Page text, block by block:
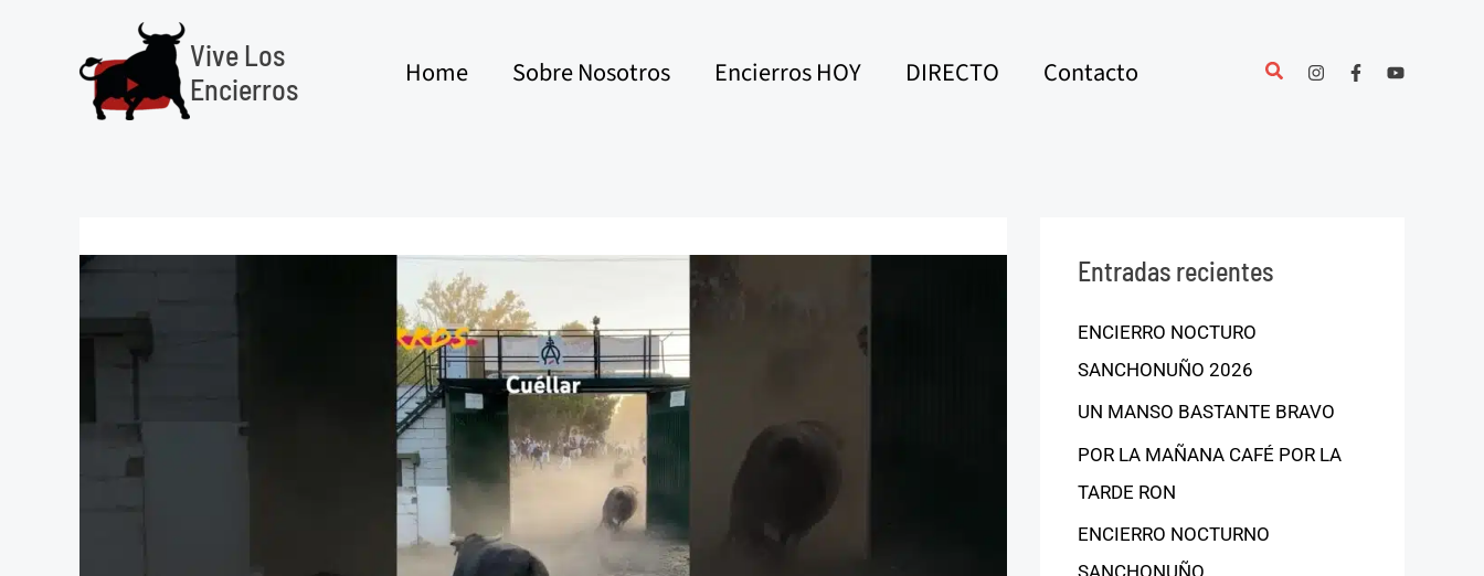
contenido
Vive Los
Encierros
Home Sobre Nosotros Encierros HOY DIRECTO Contacto
Entradas recientes
ENCIERRO NOCTURO
SANCHONUÑO 2026
UN MANSO BASTANTE BRAVO
POR LA MAÑANA CAFÉ POR LA
TARDE RON
ENCIERRO NOCTURNO
SANCHONUÑO